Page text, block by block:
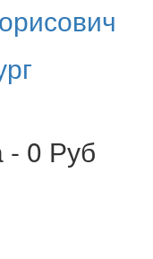
- 0 Руб